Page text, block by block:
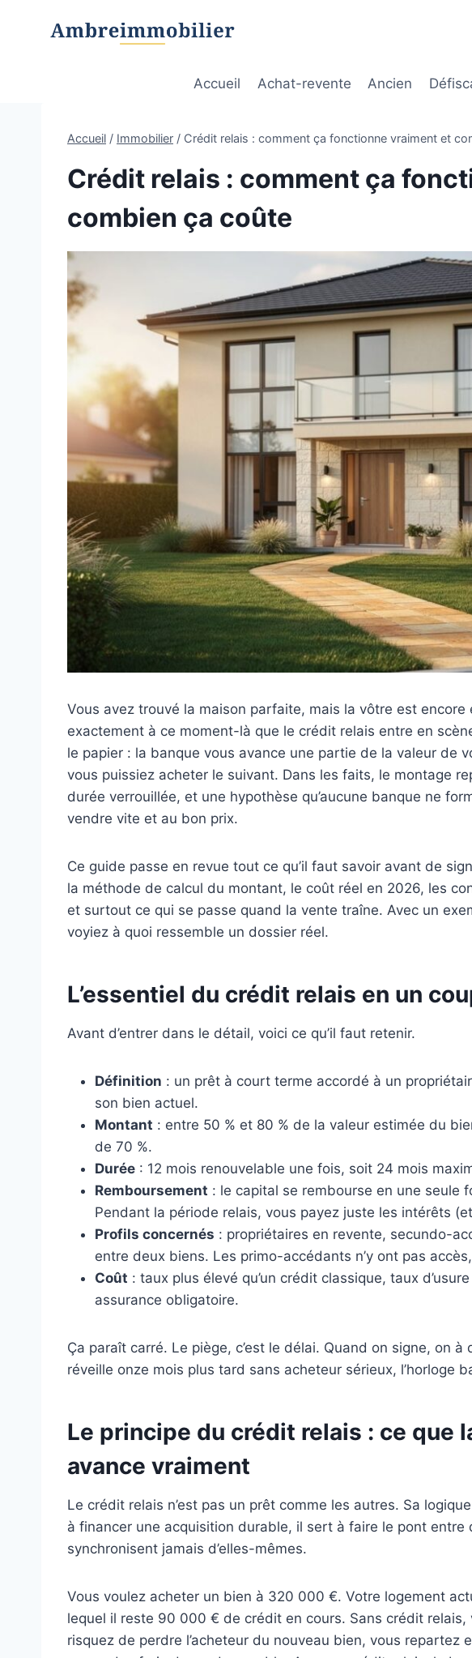
Accueil
Achat-revente Ancien
Accueil / Immobilier / Crédit relais : comment ça fonctionne vraiment et
Crédit relais : comment ça
combien ça coûte
Vous avez trouvé la maison parfaite, mais la vôtre est encore
exactement à ce moment-là que le crédit relais entre en
le papier : la banque vous avance une partie de la valeur de
vous puissiez acheter le suivant. Dans les faits, le montage
durée verrouillée, et une hypothèse qu’aucune banque ne
vendre vite et au bon prix.
Ce guide passe en revue tout ce qu’il faut savoir avant de
la méthode de calcul du montant, le coût réel en 2026, les
et surtout ce qui se passe quand la vente traîne. Avec un
voyiez à quoi ressemble un dossier réel.
L’essentiel du crédit relais en un
Avant d’entrer dans le détail, voici ce qu’il faut retenir.
Définition : un prêt à court terme accordé à un
son bien actuel.
Montant : entre 50 % et 80 % de la valeur estimée du
de 70 %.
Durée : 12 mois renouvelable une fois, soit 24 mois
Remboursement : le capital se rembourse en une seule
Pendant la période relais, vous payez juste les intérêts (et
Profils concernés : propriétaires en revente, secundo-
entre deux biens. Les primo-accédants n’y ont pas
Coût : taux plus élevé qu’un crédit classique, taux
assurance obligatoire.
Ça paraît carré. Le piège, c’est le délai. Quand on signe, on
réveille onze mois plus tard sans acheteur sérieux, l’horloge
Le principe du crédit relais : ce que
avance vraiment
Le crédit relais n’est pas un prêt comme les autres. Sa
à financer une acquisition durable, il sert à faire le pont entre
synchronisent jamais d’elles-mêmes.
Vous voulez acheter un bien à 320 000 €. Votre logement
lequel il reste 90 000 € de crédit en cours. Sans crédit
risquez de perdre l’acheteur du nouveau bien, vous repartez